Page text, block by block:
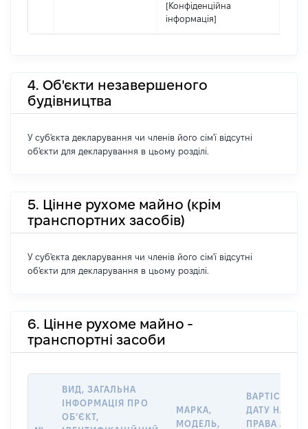
[Конфіденційна
інформація]
4. Об'єкти незавершеного
будівництва
У суб'єкта декларування чи членів його сім'ї відсутні
об'єкти для декларування в цьому розділі.
5. Цінне рухоме майно (крім
транспортних засобів)
У суб'єкта декларування чи членів його сім'ї відсутні
об'єкти для декларування в цьому розділі.
6. Цінне рухоме майно -
транспортні засоби
ВИД, ЗАГАЛЬНА
ІНФОРМАЦІЯ ПРО
ОБʼЄКТ,
МАРКА,
МОДЕЛЬ,
ВАРТІСТЬ НА
ДАТУ
ПРАВА АБО